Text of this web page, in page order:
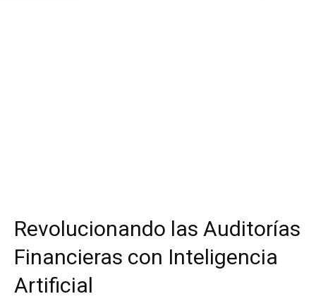
Revolucionando las Auditorías
Financieras con Inteligencia
Artificial